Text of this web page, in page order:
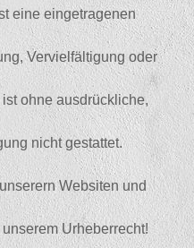
eine eingetragenen
Vervielfältigung oder
ohne ausdrückliche,
nicht gestattet.
Websiten und
Urheberrecht!